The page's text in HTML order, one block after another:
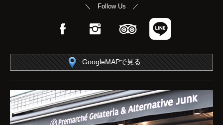
＼ Follow Us ／
FacebookInstagramTripAdvisor
GoogleMAPで見る